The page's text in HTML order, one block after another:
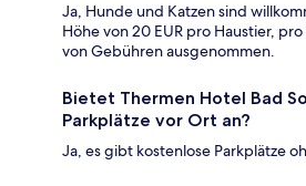
Ja, Hunde und Katzen sind
Höhe von 20 EUR pro Haustier,
von Gebühren ausgenommen.
Bietet Thermen Hotel Bad
Parkplätze vor Ort an?
Ja, es gibt kostenlose Parkplätze